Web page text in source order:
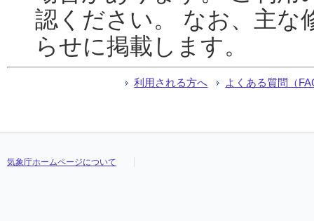
認ください。 なお、主な
らせに掲載します。
利用される方へ よくある質問（
気象庁ホームページについて